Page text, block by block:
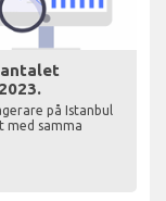
på Istanbul
med samma